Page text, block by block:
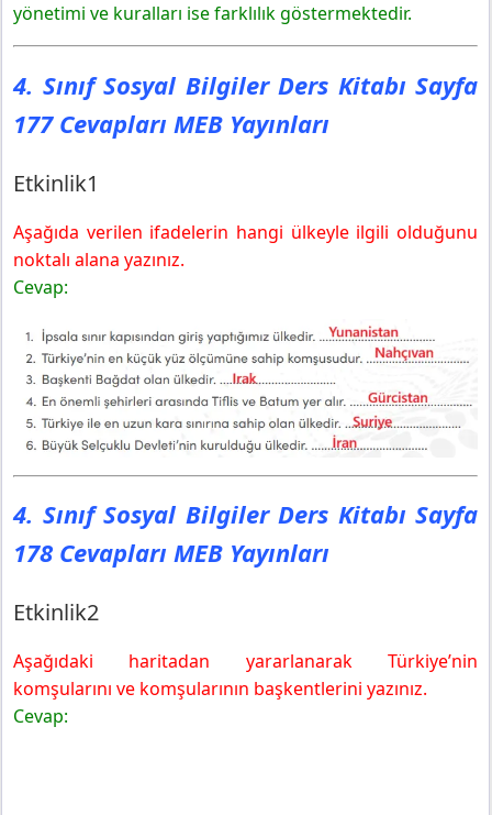
yönetimi ve kuralları ise farklılık göstermektedir.
4. Sınıf Sosyal Bilgiler Ders Kitabı Sayfa
177 Cevapları MEB Yayınları
Etkinlik1
Aşağıda verilen ifadelerin hangi ülkeyle ilgili olduğunu
noktalı alana yazınız.
Cevap:
4. Sınıf Sosyal Bilgiler Ders Kitabı Sayfa
178 Cevapları MEB Yayınları
Etkinlik2
Aşağıdaki haritadan yararlanarak Türkiye’nin
komşularını ve komşularının başkentlerini yazınız.
Cevap: